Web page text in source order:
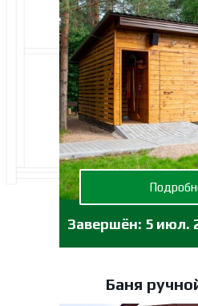
Завершён: 5 июл.
Баня